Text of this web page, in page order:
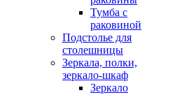
Тумба с
раковиной
Подстолье для
столешницы
Зеркала, полки,
зеркало-шкаф
Зеркало